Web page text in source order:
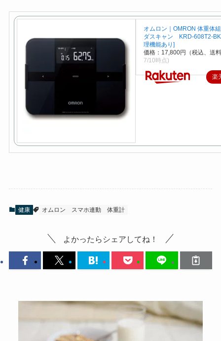
オムロン｜OMRON 体重体
ダスキャン KRD-608T2-
理機能あり]
価格：17,800円（税込、送
7/10時点)
楽
健康 オムロン スマホ連動 体重計
よかったらシェアしてね！